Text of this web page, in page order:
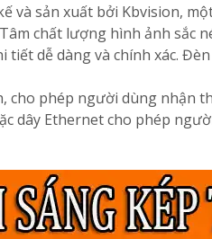
và sản xuất bởi Kbvision,
chất lượng hình ảnh sắc
dễ dàng và chính xác.
cho phép người dùng nhận
dây Ethernet cho phép